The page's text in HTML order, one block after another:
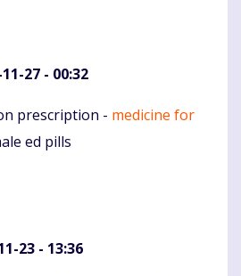
27 - 00:32
prescription - medicine for
ed pills
23 - 13:36